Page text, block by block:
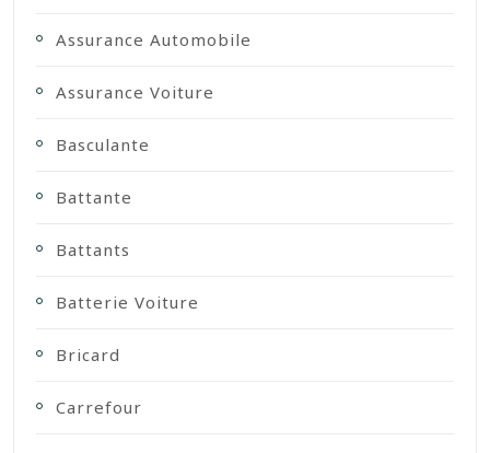
Assurance Automobile
Assurance Voiture
Basculante
Battante
Battants
Batterie Voiture
Bricard
Carrefour